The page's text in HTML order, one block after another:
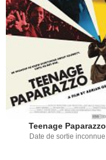
Teenage Paparazzo
Date de sortie inconnue